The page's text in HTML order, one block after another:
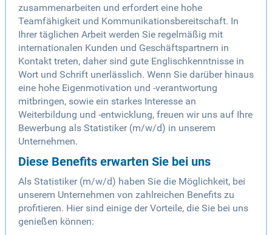
zusammenarbeiten und erfordert eine hohe
Teamfähigkeit und Kommunikationsbereitschaft. In
Ihrer täglichen Arbeit werden Sie regelmäßig mit
internationalen Kunden und Geschäftspartnern in
Kontakt treten, daher sind gute Englischkenntnisse in
Wort und Schrift unerlässlich. Wenn Sie darüber hinaus
eine hohe Eigenmotivation und -verantwortung
mitbringen, sowie ein starkes Interesse an
Weiterbildung und -entwicklung, freuen wir uns auf Ihre
Bewerbung als Statistiker (m/w/d) in unserem
Unternehmen.
Diese Benefits erwarten Sie bei uns
Als Statistiker (m/w/d) haben Sie die Möglichkeit, bei
unserem Unternehmen von zahlreichen Benefits zu
profitieren. Hier sind einige der Vorteile, die Sie bei uns
genießen können: